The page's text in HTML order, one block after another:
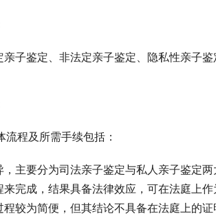
子鉴定、非法定亲子鉴定、隐私性亲子
程及所需手续包括：
主要分为司法亲子鉴定与私人亲子鉴定
完成，结果具备法律效应，可在法庭上
较为简便，但其结论不具备在法庭上的